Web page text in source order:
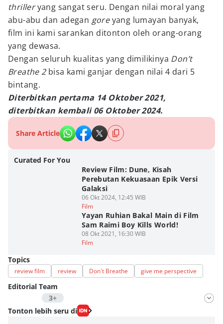
thrilleryang sangat seru. Dengan nilai moral yang
abu-abu dan adegan goreyang lumayan banyak,
film ini kami sarankan ditonton oleh orang-orang
yang dewasa.
Dengan seluruh kualitas yang dimilikinya Don’t
Breathe 2bisa kami ganjar dengan nilai 4 dari 5
bintang.
Diterbitkan pertama 14 Oktober 2021,
diterbitkan kembali 06 Oktober 2024.
Share Article
Curated For You
Review Film: Dune, Kisah
Perebutan Kekuasaan Epik Versi
Galaksi
06 Okt 2024, 12:45 WIB
Film
Yayan Ruhian Bakal Main di Film
Sam Raimi Boy Kills World!
08 Okt 2021, 16:30 WIB
Film
Topics
review film review Don't Breathe give me perspective
Editorial Team
3+
Editor
Fahrul Razi Uni Nurullah
Tonton lebih seru di